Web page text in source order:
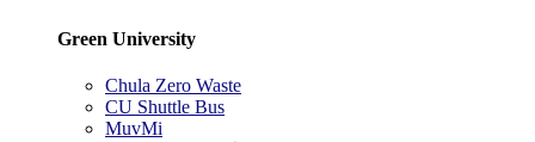
Green University
Chula Zero Waste
CU Shuttle Bus
MuvMi